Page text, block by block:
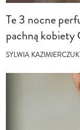
Te 3 nocne
pachną kobiety
SYLWIA KAZIMIERCZUK